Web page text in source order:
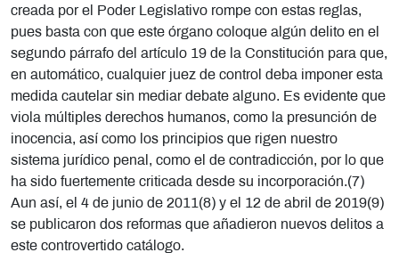
creada por el Poder Legislativo rompe con estas reglas,
pues basta con que este órgano coloque algún delito en el
segundo párrafo del artículo 19 de la Constitución para que,
en automático, cualquier juez de control deba imponer esta
medida cautelar sin mediar debate alguno. Es evidente que
viola múltiples derechos humanos, como la presunción de
inocencia, así como los principios que rigen nuestro
sistema jurídico penal, como el de contradicción, por lo que
ha sido fuertemente criticada desde su incorporación.(7)
Aun así, el 4 de junio de 2011(8) y el 12 de abril de 2019(9)
se publicaron dos reformas que añadieron nuevos delitos a
este controvertido catálogo.